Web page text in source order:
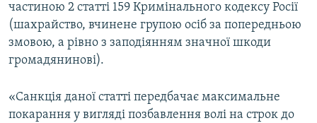
частиною 2 статті 159 Кримінального кодексу Росії
(шахрайство, вчинене групою осіб за попередньою
змовою, а рівно з заподіянням значної шкоди
громадянинові).
«Санкція даної статті передбачає максимальне
покарання у вигляді позбавлення волі на строк до